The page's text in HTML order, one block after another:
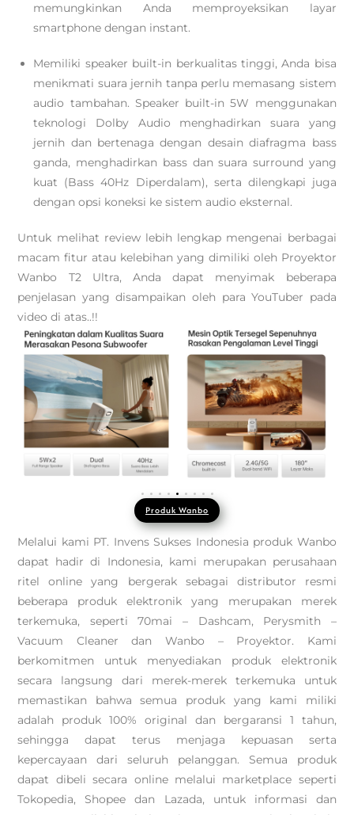
memungkinkan Anda memproyeksikan layar
smartphone dengan instant.
Memiliki speaker built-in berkualitas tinggi, Anda bisa
menikmati suara jernih tanpa perlu memasang sistem
audio tambahan. Speaker built-in 5W menggunakan
teknologi Dolby Audio menghadirkan suara yang
jernih dan bertenaga dengan desain diafragma bass
ganda, menghadirkan bass dan suara surround yang
kuat (Bass 40Hz Diperdalam), serta dilengkapi juga
dengan opsi koneksi ke sistem audio eksternal.
Untuk melihat review lebih lengkap mengenai berbagai
macam fitur atau kelebihan yang dimiliki oleh Proyektor
Wanbo T2 Ultra, Anda dapat menyimak beberapa
penjelasan yang disampaikan oleh para YouTuber pada
video di atas..!!
Produk Wanbo
Melalui kami PT. Invens Sukses Indonesia produk Wanbo
dapat hadir di Indonesia, kami merupakan perusahaan
ritel online yang bergerak sebagai distributor resmi
beberapa produk elektronik yang merupakan merek
terkemuka, seperti 70mai – Dashcam, Perysmith –
Vacuum Cleaner dan Wanbo – Proyektor. Kami
berkomitmen untuk menyediakan produk elektronik
secara langsung dari merek-merek terkemuka untuk
memastikan bahwa semua produk yang kami miliki
adalah produk 100% original dan bergaransi 1 tahun,
sehingga dapat terus menjaga kepuasan serta
kepercayaan dari seluruh pelanggan. Semua produk
dapat dibeli secara online melalui marketplace seperti
Tokopedia, Shopee dan Lazada, untuk informasi dan